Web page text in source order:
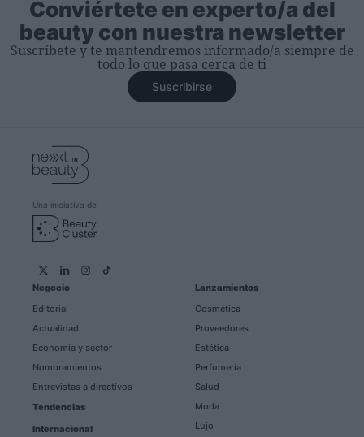
Conviértete en experto/a del
beauty con nuestra newsletter
Suscríbete y te mantendremos informado/a siempre de
todo lo que pasa cerca de ti
Suscribirse
Una iniciativa de
Negocio
Editorial
Actualidad
Economía y sector
Nombramientos
Entrevistas a directivos
Tendencias
Internacional
Lanzamientos
Cosmética
Proveedores
Estética
Perfumería
Salud
Moda
Lujo